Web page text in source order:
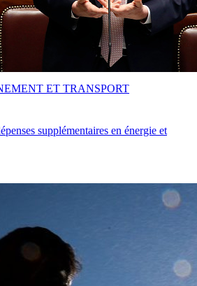
supplémentaires en énergie et
ET TRANSPORT